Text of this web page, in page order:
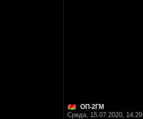
ОП-2ГМ
Среда, 15.07.2020,